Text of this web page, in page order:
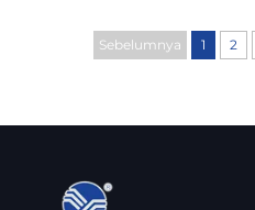
biaya, secara
listrik...
Sebelumnya 1 2